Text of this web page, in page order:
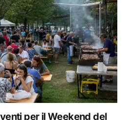
per il Weekend del